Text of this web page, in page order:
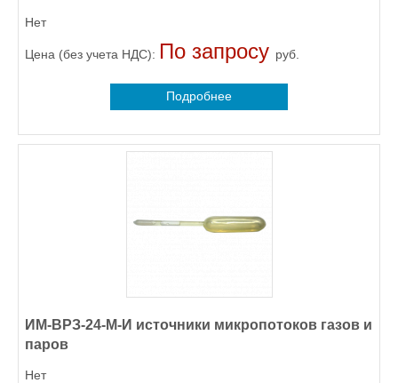
Нет
Цена (без учета НДС): По запросу руб.
Подробнее
ИМ-ВРЗ-24-М-И источники микропотоков газов и
паров
Нет